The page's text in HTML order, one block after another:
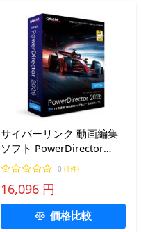
サイバーリンク 動画編集
ソフト PowerDirector
2026 Ultra 通常版
0 (1件)
16,096 円
価格比較